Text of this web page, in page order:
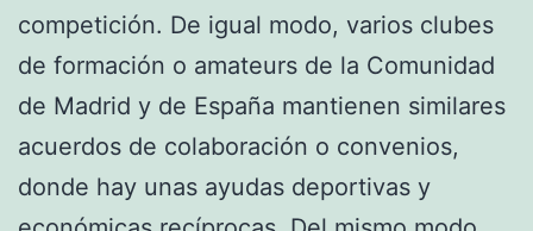
competición. De igual modo, varios clubes
de formación o amateurs de la Comunidad
de Madrid y de España mantienen similares
acuerdos de colaboración o convenios,
donde hay unas ayudas deportivas y